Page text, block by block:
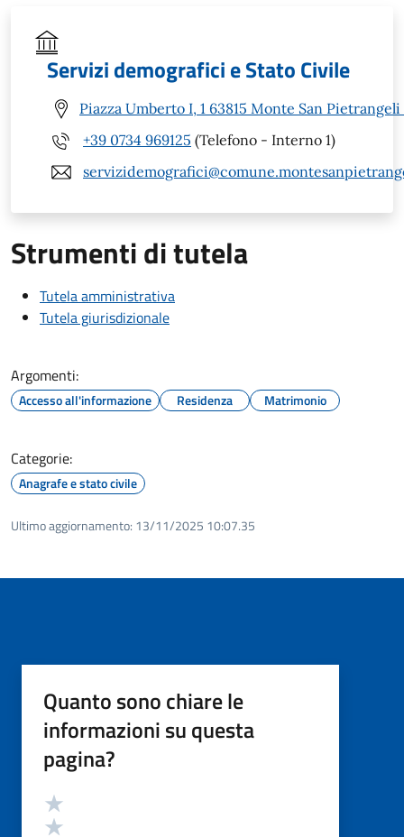
Servizi demografici e Stato Civile
Piazza Umberto I, 1 63815 Monte San Pietrangeli
+39 0734 969125 (Telefono - Interno 1)
Strumenti di tutela
Tutela amministrativa
Tutela giurisdizionale
Argomenti:
Accesso all'informazione Residenza Matrimonio
Categorie:
Anagrafe e stato civile
Ultimo aggiornamento: 13/11/2025 10:07.35
Quanto sono chiare le
informazioni su questa
pagina?
Valutazione